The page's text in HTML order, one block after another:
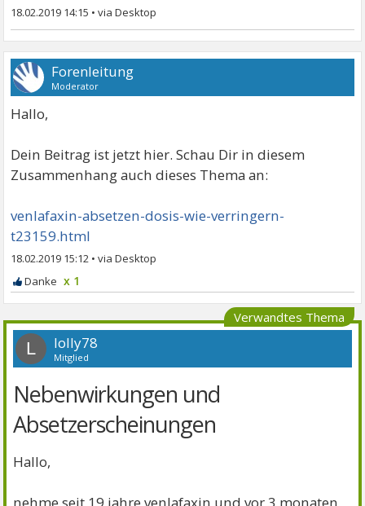
18.02.2019 14:15 •
Forenleitung
Moderator
Hallo,
Dein Beitrag ist jetzt hier. Schau Dir in diesem
Zusammenhang auch dieses Thema an:
venlafaxin-absetzen-dosis-wie-verringern-
t23159.html
18.02.2019 15:12 •
x 1
Verwandtes Thema
L lolly78
Mitglied
Nebenwirkungen und
Absetzerscheinungen
Hallo,
nehme seit 19 jahre venlafaxin und vor 3 monaten